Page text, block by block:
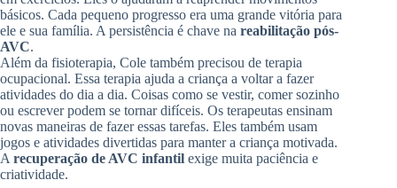
básicos. Cada pequeno progresso era uma grande vitória para
ele e sua família. A persistência é chave na reabilitação pós-
AVC.
Além da fisioterapia, Cole também precisou de terapia
ocupacional. Essa terapia ajuda a criança a voltar a fazer
atividades do dia a dia. Coisas como se vestir, comer sozinho
ou escrever podem se tornar difíceis. Os terapeutas ensinam
novas maneiras de fazer essas tarefas. Eles também usam
jogos e atividades divertidas para manter a criança motivada.
A recuperação de AVC infantil exige muita paciência e
criatividade.